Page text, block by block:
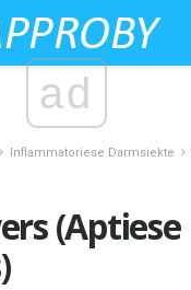
ad
Inflammatoriese Darmsiekte
(Aptiese